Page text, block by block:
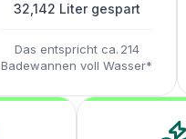
32,142 Liter gespart
Das entspricht ca. 214
Badewannen voll Wasser*